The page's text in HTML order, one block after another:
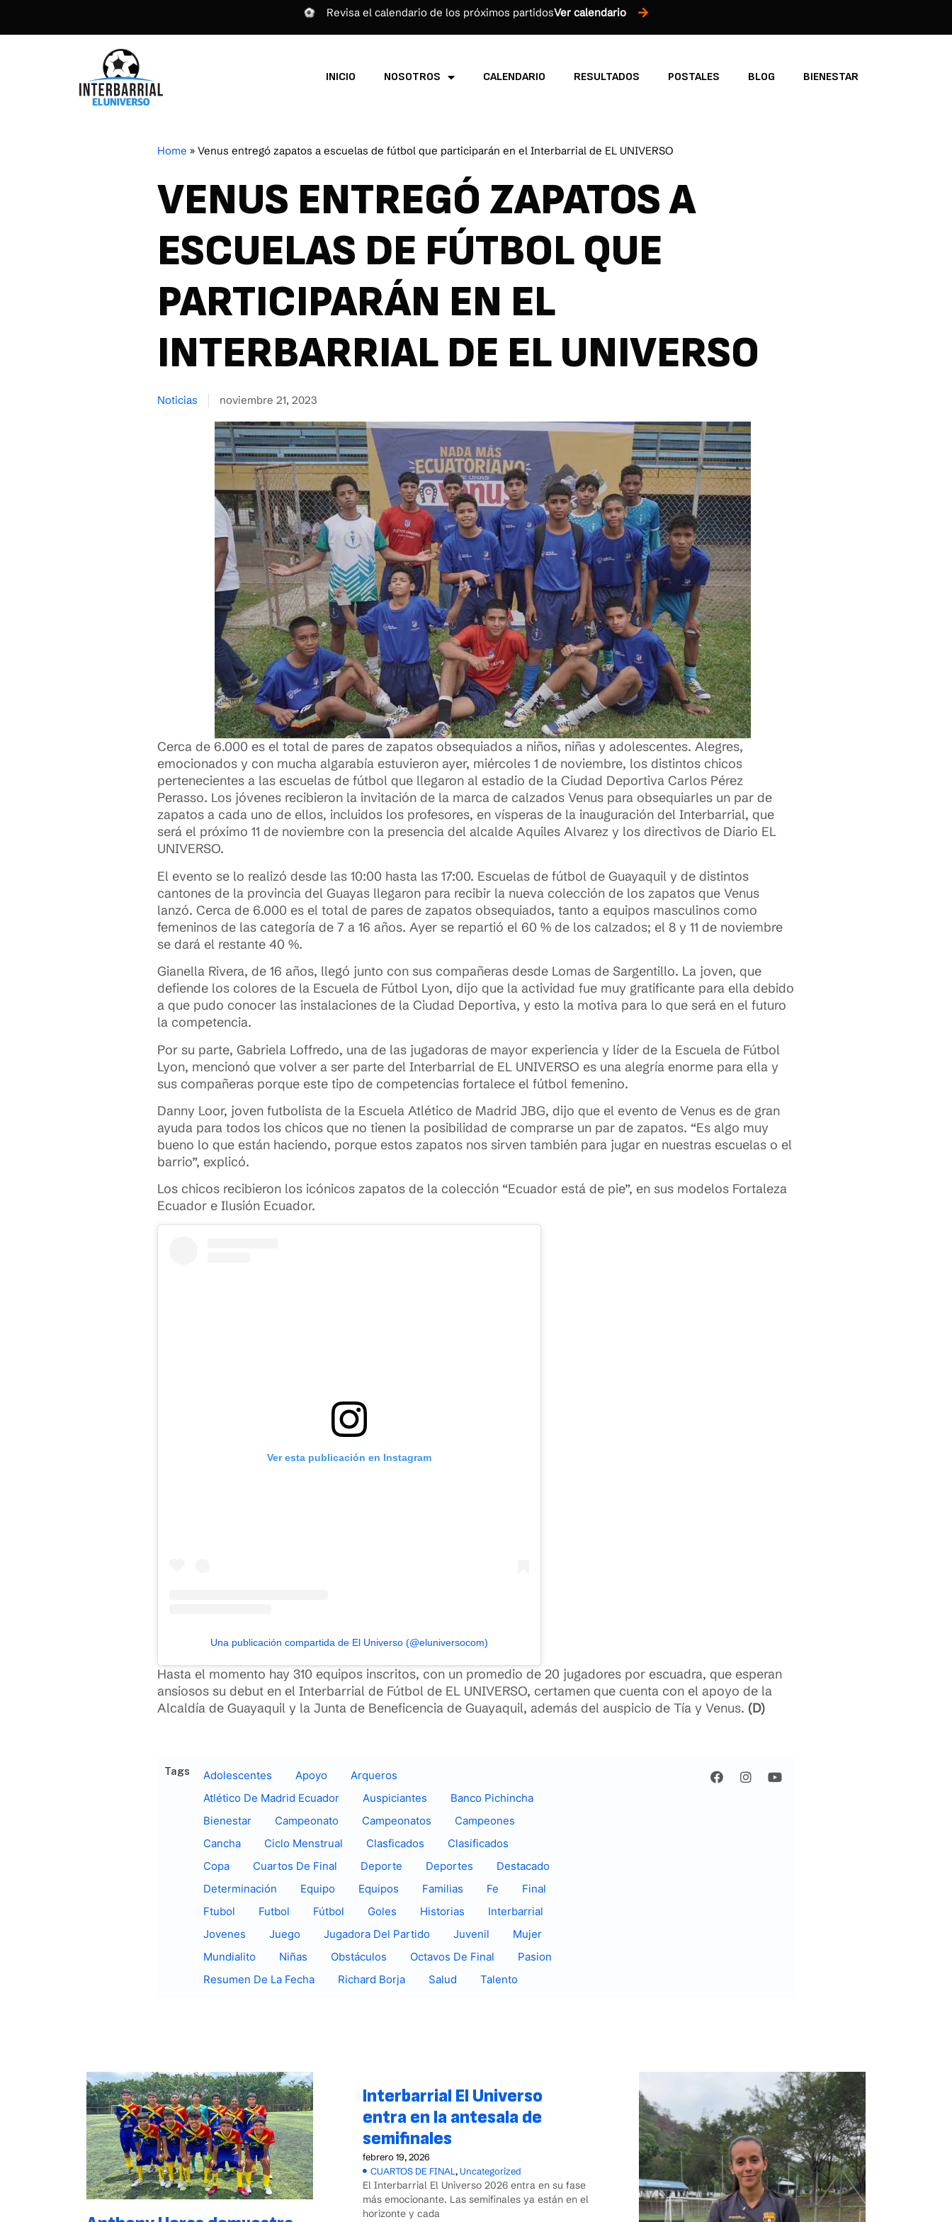
Revisa el calendario de los próximos partidosVer calendario
INICIO NOSOTROS CALENDARIO RESULTADOS POSTALES BLOG BIENESTAR
Home » Venus entregó zapatos a escuelas de fútbol que participarán en el Interbarrial de EL UNIVERSO
VENUS ENTREGÓ ZAPATOS A
ESCUELAS DE FÚTBOL QUE
PARTICIPARÁN EN EL
INTERBARRIAL DE EL UNIVERSO
Noticias noviembre 21, 2023
Cerca de 6.000 es el total de pares de zapatos obsequiados a niños, niñas y adolescentes. Alegres,
emocionados y con mucha algarabía estuvieron ayer, miércoles 1 de noviembre, los distintos chicos
pertenecientes a las escuelas de fútbol que llegaron al estadio de la Ciudad Deportiva Carlos Pérez
Perasso. Los jóvenes recibieron la invitación de la marca de calzados Venus para obsequiarles un par de
zapatos a cada uno de ellos, incluidos los profesores, en vísperas de la inauguración del Interbarrial, que
será el próximo 11 de noviembre con la presencia del alcalde Aquiles Alvarez y los directivos de Diario EL
UNIVERSO.
El evento se lo realizó desde las 10:00 hasta las 17:00. Escuelas de fútbol de Guayaquil y de distintos
cantones de la provincia del Guayas llegaron para recibir la nueva colección de los zapatos que Venus
lanzó. Cerca de 6.000 es el total de pares de zapatos obsequiados, tanto a equipos masculinos como
femeninos de las categoría de 7 a 16 años. Ayer se repartió el 60 % de los calzados; el 8 y 11 de noviembre
se dará el restante 40 %.
Gianella Rivera, de 16 años, llegó junto con sus compañeras desde Lomas de Sargentillo. La joven, que
defiende los colores de la Escuela de Fútbol Lyon, dijo que la actividad fue muy gratificante para ella debido
a que pudo conocer las instalaciones de la Ciudad Deportiva, y esto la motiva para lo que será en el futuro
la competencia.
Por su parte, Gabriela Loffredo, una de las jugadoras de mayor experiencia y líder de la Escuela de Fútbol
Lyon, mencionó que volver a ser parte del Interbarrial de EL UNIVERSO es una alegría enorme para ella y
sus compañeras porque este tipo de competencias fortalece el fútbol femenino.
Danny Loor, joven futbolista de la Escuela Atlético de Madrid JBG, dijo que el evento de Venus es de gran
ayuda para todos los chicos que no tienen la posibilidad de comprarse un par de zapatos. “Es algo muy
bueno lo que están haciendo, porque estos zapatos nos sirven también para jugar en nuestras escuelas o el
barrio”, explicó.
Los chicos recibieron los icónicos zapatos de la colección “Ecuador está de pie”, en sus modelos Fortaleza
Ecuador e Ilusión Ecuador.
Ver esta publicación en Instagram
Una publicación compartida de El Universo (@eluniversocom)
Hasta el momento hay 310 equipos inscritos, con un promedio de 20 jugadores por escuadra, que esperan
ansiosos su debut en el Interbarrial de Fútbol de EL UNIVERSO, certamen que cuenta con el apoyo de la
Alcaldía de Guayaquil y la Junta de Beneficencia de Guayaquil, además del auspicio de Tía y Venus. (D)
Tags Adolescentes Apoyo
Arqueros
Atlético De Madrid Ecuador
Auspiciantes
Banco Pichincha
Bienestar
Campeonato Campeonatos
Campeones
Cancha
Ciclo Menstrual Clasficados
Clasificados
Copa
Cuartos De Final Deporte Deportes
Destacado
Determinación
Equipo Equipos Familias Fe
Final
Ftubol
Futbol Fútbol Goles Historias
Interbarrial
Jovenes
Juego Jugadora Del Partido Juvenil
Mujer
Mundialito
Niñas Obstáculos Octavos De Final
Pasion
Resumen De La Fecha
Richard Borja Salud Talento
Interbarrial El Universo
entra en la antesala de
semifinales
febrero 19, 2026
CUARTOS DE FINAL ,Uncategorized
El Interbarrial El Universo 2026 entra en su fase
más emocionante. Las semifinales ya están en el
horizonte y cada